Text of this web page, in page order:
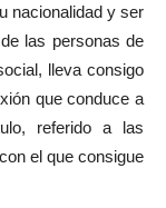
nacionalidad y ser
las personas de
lleva consigo
que conduce a
referido a las
el que consigue